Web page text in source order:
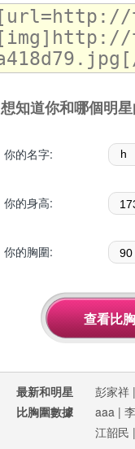
想知道你和哪個明
你的名字:
你的身高:
你的胸圍:
最新和明星
比胸圍數據
彭家祥
aaa |
江韶民